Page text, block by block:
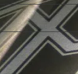
iletebilirsiniz.